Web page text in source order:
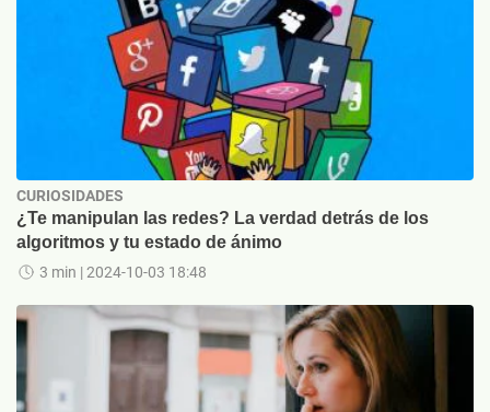
CURIOSIDADES
¿Te manipulan las redes? La verdad detrás de los
algoritmos y tu estado de ánimo
3 min | 2024-10-03 18:48